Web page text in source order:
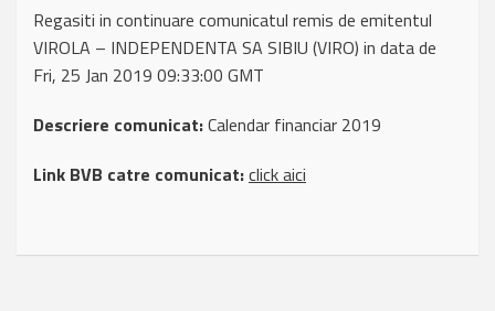
Regasiti in continuare comunicatul remis de emitentul
VIROLA – INDEPENDENTA SA SIBIU (VIRO) in data de
Fri, 25 Jan 2019 09:33:00 GMT
Descriere comunicat:Calendar financiar 2019
Link BVB catre comunicat:click aici